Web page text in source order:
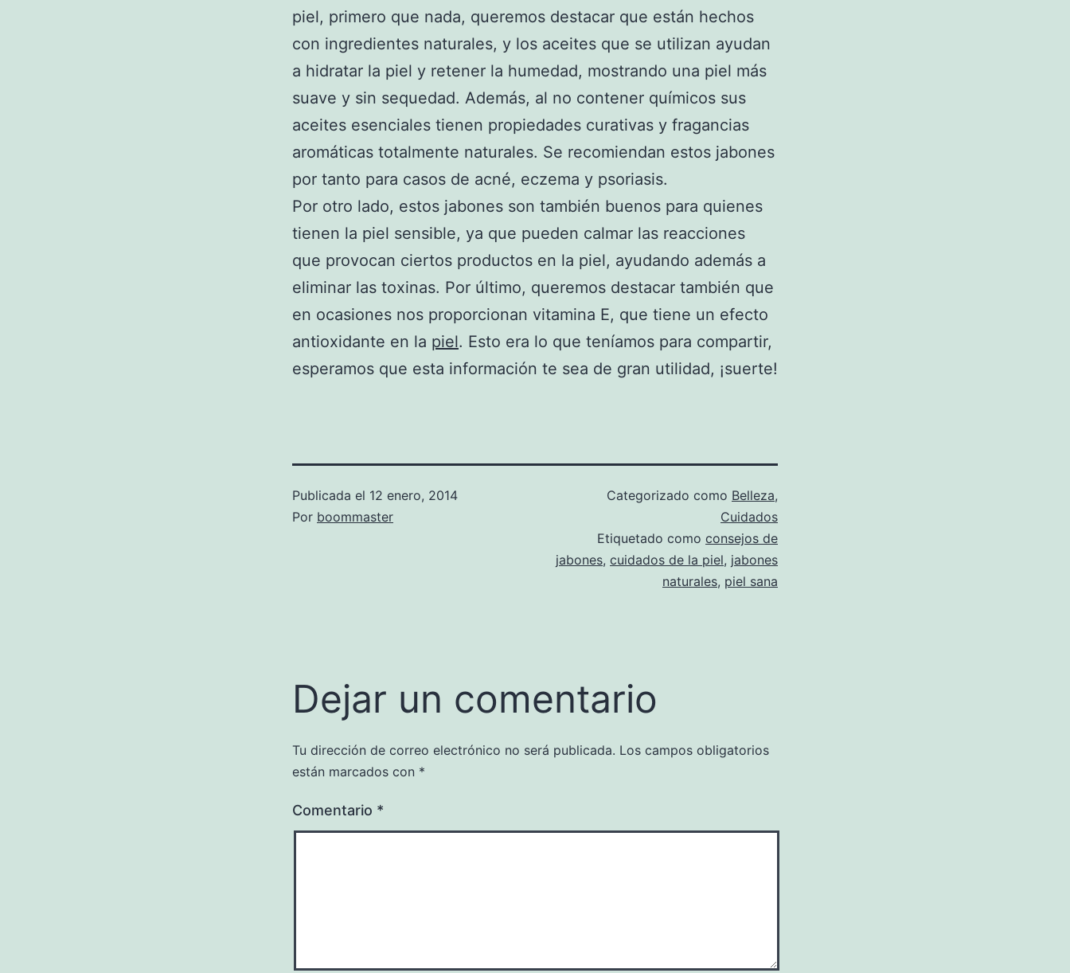
piel, primero que nada, queremos destacar que están hechos
con ingredientes naturales, y los aceites que se utilizan ayudan
a hidratar la piel y retener la humedad, mostrando una piel más
suave y sin sequedad. Además, al no contener químicos sus
aceites esenciales tienen propiedades curativas y fragancias
aromáticas totalmente naturales. Se recomiendan estos jabones
por tanto para casos de acné, eczema y psoriasis.
Por otro lado, estos jabones son también buenos para quienes
tienen la piel sensible, ya que pueden calmar las reacciones
que provocan ciertos productos en la piel, ayudando además a
eliminar las toxinas. Por último, queremos destacar también que
en ocasiones nos proporcionan vitamina E, que tiene un efecto
antioxidante en la piel. Esto era lo que teníamos para compartir,
esperamos que esta información te sea de gran utilidad, ¡suerte!
Publicada el 12 enero, 2014
Por boommaster
Categorizado como Belleza,
Cuidados
Etiquetado como consejos de
jabones, cuidados de la piel, jabones
naturales, piel sana
Dejar un comentario
Tu dirección de correo electrónico no será publicada. Los campos obligatorios
están marcados con *
Comentario *